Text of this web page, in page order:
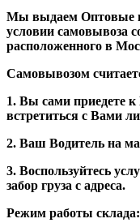
Мы выдаем Оптовые
условии самовывоза
расположенного в
Самовывозом
1. Вы сами приедете
встретиться с Вами
2. Ваш Водитель на
3. Воспользуйтесь
забор груза с адреса.
Режим работы склада: